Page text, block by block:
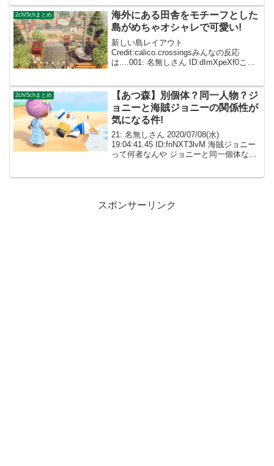
2ch/5chまとめ
海外にある田舎をモチーフとした
島がめちゃオシャレで可愛い!
新しい島レイアウト
Credit:calico.crossingsみんなの反応
は....001: 名無しさん ID:dImXpeXf0こう
ID:caZ2RUMYM素敵...
2ch/5chまとめ
【あつ森】別個体？同一人物？ジ
ョニーと海賊ジョニーの関係性が
気になる件!
21: 名無しさん 2020/07/08(水)
19:04:41.45 ID:fnNXT3lvM 海賊ジョニー
って何者なんや ジョニーと同一個体なの
スポンサーリンク